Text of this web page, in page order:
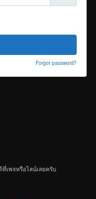
Forgot password?
เพจหรือไลน์เลยครับ